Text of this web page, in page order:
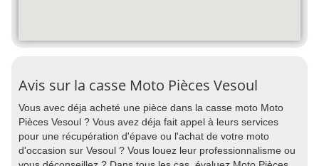
Avis sur la casse Moto Pièces Vesoul
Vous avec déja acheté une pièce dans la casse moto Moto
Pièces Vesoul ? Vous avez déja fait appel à leurs services
pour une récupération d'épave ou l'achat de votre moto
d'occasion sur Vesoul ? Vous louez leur professionnalisme ou